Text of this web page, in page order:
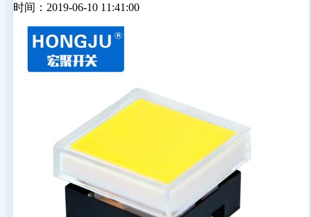
时间：2019-06-10 11:41:00